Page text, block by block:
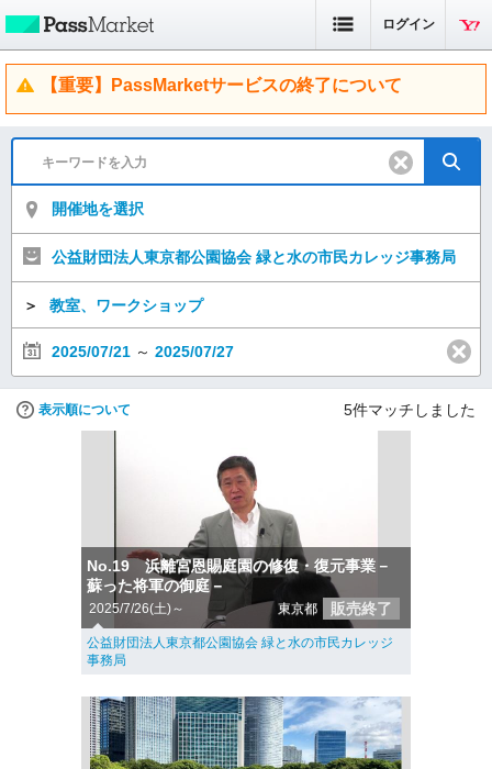
ログイン
【重要】PassMarketサービスの終了について
開催地を選択
公益財団法人東京都公園協会 緑と水の市民カレッジ事務局
＞ 教室、ワークショップ
2025/07/21 ～ 2025/07/27
表示順について 5件マッチしました
No.19 浜離宮恩賜庭園の修復・復元事業－
蘇った将軍の御庭－
2025/7/26(土)～ 東京都 販売終了
公益財団法人東京都公園協会 緑と水の市民カレッジ
事務局